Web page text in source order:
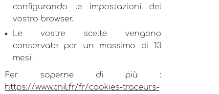
configurando le impostazioni del
vostro browser.
Le vostre scelte vengono
conservate per un massimo di 13
mesi.
Per saperne di più :
https://www.cnil.fr/fr/cookies-traceurs-